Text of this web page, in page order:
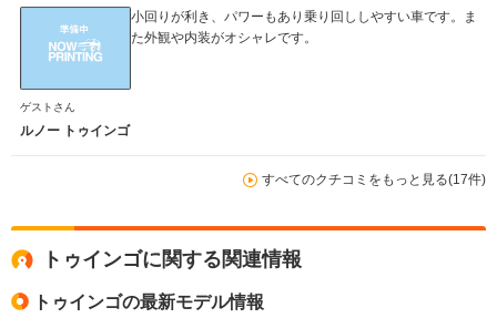
小回りが利き、パワーもあり乗り回ししやすい車です。ま
た外観や内装がオシャレです。
ゲストさん
ルノー トゥインゴ
すべてのクチコミをもっと見る(17件)
トゥインゴに関する関連情報
トゥインゴの最新モデル情報